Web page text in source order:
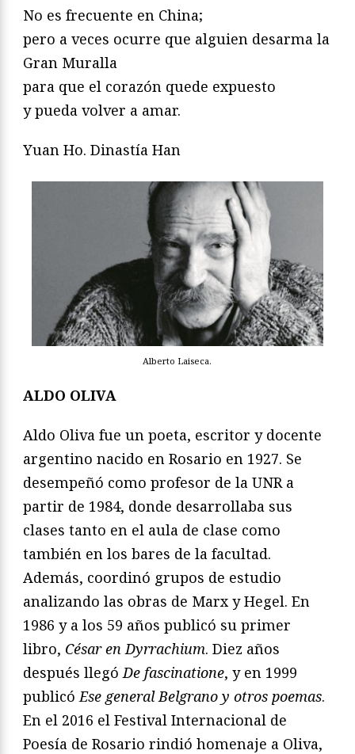
No es frecuente en China;
pero a veces ocurre que alguien desarma la
Gran Muralla
para que el corazón quede expuesto
y pueda volver a amar.
Yuan Ho. Dinastía Han
Alberto Laiseca.
ALDO OLIVA
Aldo Oliva fue un poeta, escritor y docente
argentino nacido en Rosario en 1927. Se
desempeñó como profesor de la UNR a
partir de 1984, donde desarrollaba sus
clases tanto en el aula de clase como
también en los bares de la facultad.
Además, coordinó grupos de estudio
analizando las obras de Marx y Hegel. En
1986 y a los 59 años publicó su primer
libro, César en Dyrrachium.​ Diez años
después llegó De fascinatione, y en 1999
publicó Ese general Belgrano y otros poemas.
En el 2016 el Festival Internacional de
Poesía de Rosario rindió homenaje a Oliva,